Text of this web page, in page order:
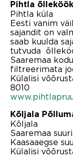
Pihtla õlleköök
Pihtla küla
Eesti vanim
sajandit on
saab kuulda
tutvuda
Saaremaa
filtreerimata
Külalisi
8010
Kõljala
Kõljala
Saaremaa
Kaasaaegse
Külalisi